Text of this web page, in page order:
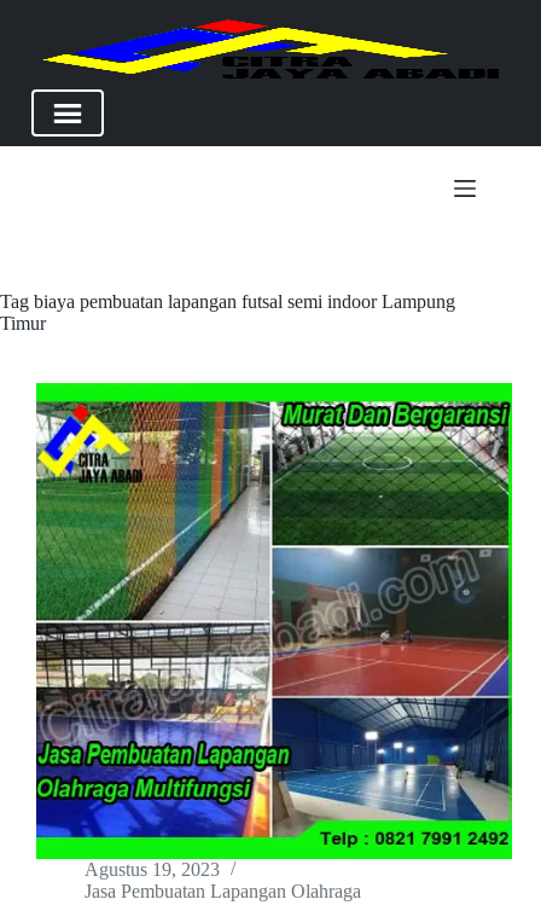
Tag biaya pembuatan lapangan futsal semi indoor Lampung
Timur
Agustus 19, 2023
Jasa Pembuatan Lapangan Olahraga